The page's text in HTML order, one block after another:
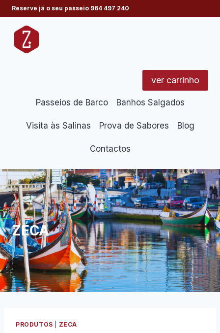
Skip
to
content
Reserve já o seu passeio 964 497 240
ver carrinho
Passeios de Barco Banhos Salgados
Visita às Salinas Prova de Sabores Blog
Contactos
ZECA
PRODUTOS ZECA